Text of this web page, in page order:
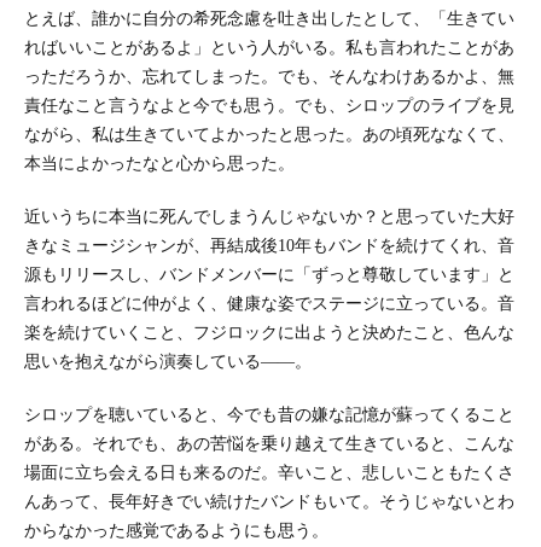
とえば、誰かに自分の希死念慮を吐き出したとして、「生きてい
ればいいことがあるよ」という人がいる。私も言われたことがあ
っただろうか、忘れてしまった。でも、そんなわけあるかよ、無
責任なこと言うなよと今でも思う。でも、シロップのライブを見
ながら、私は生きていてよかったと思った。あの頃死ななくて、
本当によかったなと心から思った。
近いうちに本当に死んでしまうんじゃないか？と思っていた大好
きなミュージシャンが、再結成後10年もバンドを続けてくれ、音
源もリリースし、バンドメンバーに「ずっと尊敬しています」と
言われるほどに仲がよく、健康な姿でステージに立っている。音
楽を続けていくこと、フジロックに出ようと決めたこと、色んな
思いを抱えながら演奏している――。
シロップを聴いていると、今でも昔の嫌な記憶が蘇ってくること
がある。それでも、あの苦悩を乗り越えて生きていると、こんな
場面に立ち会える日も来るのだ。辛いこと、悲しいこともたくさ
んあって、長年好きでい続けたバンドもいて。そうじゃないとわ
からなかった感覚であるようにも思う。